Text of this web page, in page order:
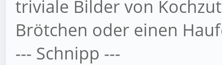
triviale Bilder von
Brötchen oder einen
--- Schnipp ---